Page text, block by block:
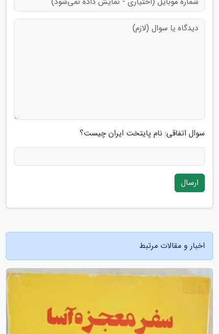
سوال اتفاقی: نام پایتخت ایران چیست؟
ارسال
اخبار و مقالات مرتبط